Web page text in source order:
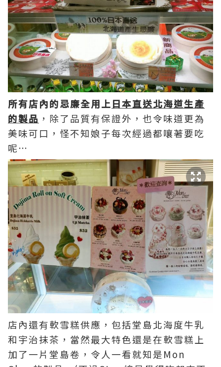
所有店內的忌廉全用上日本直送北海道生產
的製品 ，除了品質有保證外，也令味道更為
美味可口，怪不知娘子每次經過都嚷著要吃
呢…
店內還有軟雪糕供應，包括堂島北海度牛乳
和宇治抹茶，當然最大特色還是在軟雪糕上
加了一片堂島卷，令人一看就知是Mon